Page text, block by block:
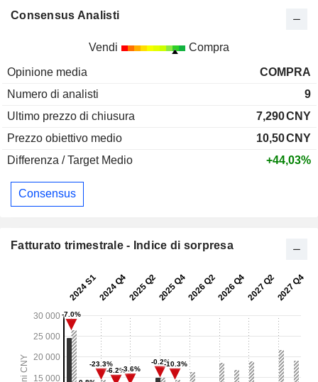
Consensus Analisti
Vendi Compra
Opinione media
COMPRA
Numero di analisti
9
Ultimo prezzo di chiusura
7,290CNY
Prezzo obiettivo medio
10,50CNY
Differenza / Target Medio
+44,03%
Consensus
Fatturato trimestrale - Indice di sorpresa